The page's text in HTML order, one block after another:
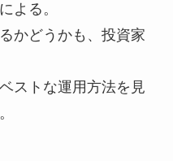
よる。
かどうかも、投資家
ストな運用方法を見